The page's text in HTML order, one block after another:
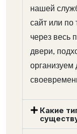
нашей
сайт или
через весь
двери,
организуем
Какие